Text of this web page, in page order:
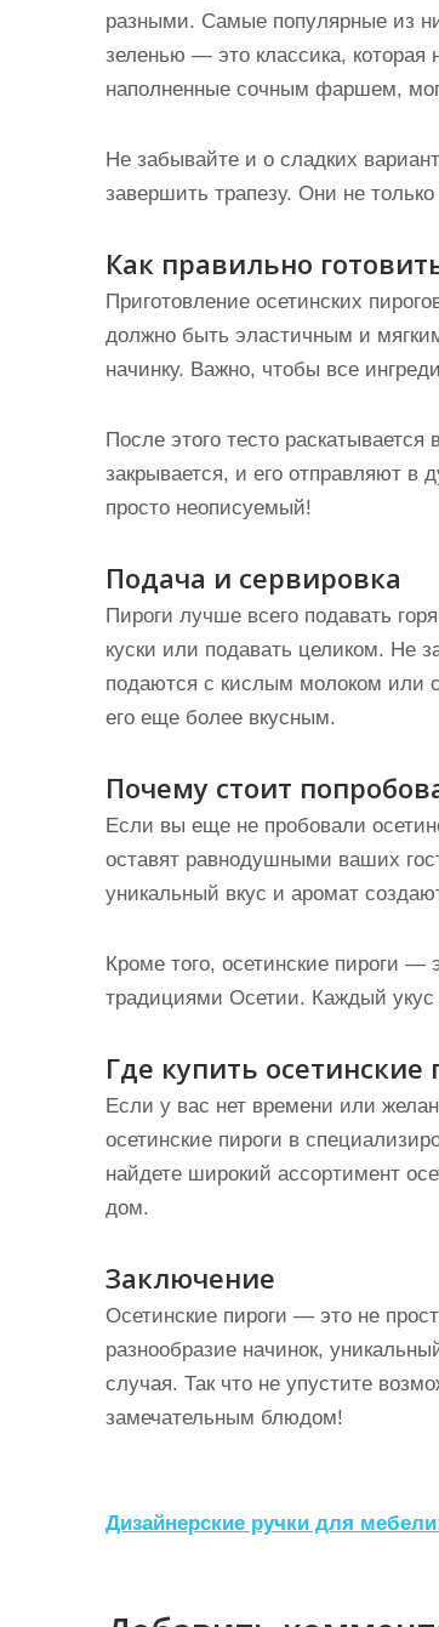
разными. Самые популярные из
зеленью — это классика,
наполненные сочным фаршем,
Не забывайте и о сладких
завершить трапезу. Они не
Как правильно
Приготовление осетинских
должно быть эластичным и
начинку. Важно, чтобы все
После этого тесто
закрывается, и его отправляют в
просто неописуемый!
Подача и сервировка
Пироги лучше всего подавать
куски или подавать целиком. Не
подаются с кислым молоком или
его еще более вкусным.
Почему стоит
Если вы еще не пробовали
оставят равнодушными ваших
уникальный вкус и аромат
Кроме того, осетинские пироги —
традициями Осетии. Каждый укус
Где купить осетинские
Если у вас нет времени или
осетинские пироги в
найдете широкий ассортимент
дом.
Заключение
Осетинские пироги — это не
разнообразие начинок,
случая. Так что не упустите
замечательным блюдом!
Н
в
Дизайнерские ручки для